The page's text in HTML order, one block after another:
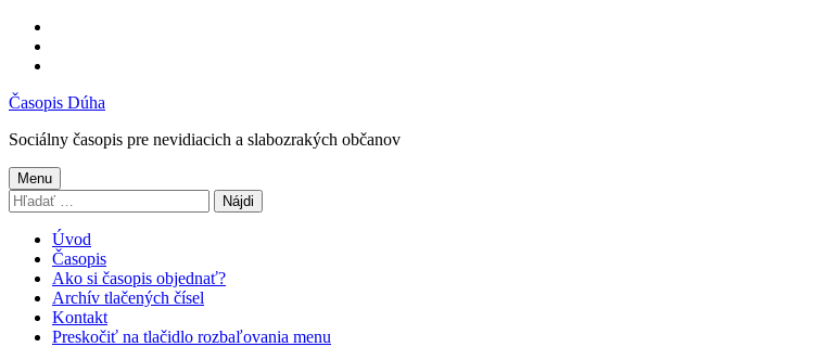
obsah
pätičku
Časopis Dúha
Sociálny časopis pre nevidiacich a slabozrakých občanov
Menu
Hľadať:
Úvod
Časopis
Ako si časopis objednať?
Archív tlačených čísel
Kontakt
Preskočiť na tlačidlo rozbaľovania menu